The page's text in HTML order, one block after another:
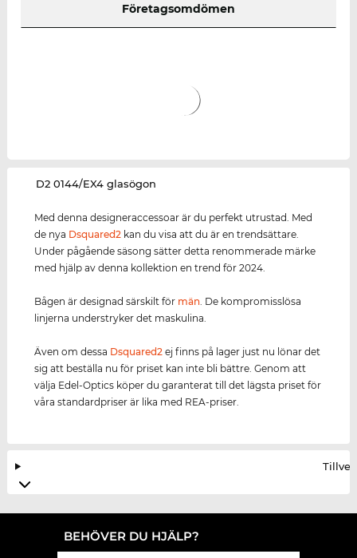
Företagsomdömen
‌D2 0144/EX4 glasögon
Med denna designeraccessoar är du perfekt utrustad. Med
de nya Dsquared2 kan du visa att du är en trendsättare.
Under pågående säsong sätter detta renommerade märke
med hjälp av denna kollektion en trend för 2024.
Bågen är designad särskilt för män . De kompromisslösa
linjerna understryker det maskulina.
Även om dessa Dsquared2 ej finns på lager just nu lönar det
sig att beställa nu för priset kan inte bli bättre. Genom att
välja Edel-Optics köper du garanterat till det lägsta priset för
våra standardpriser är lika med REA-priser.
BEHÖVER DU HJÄLP?